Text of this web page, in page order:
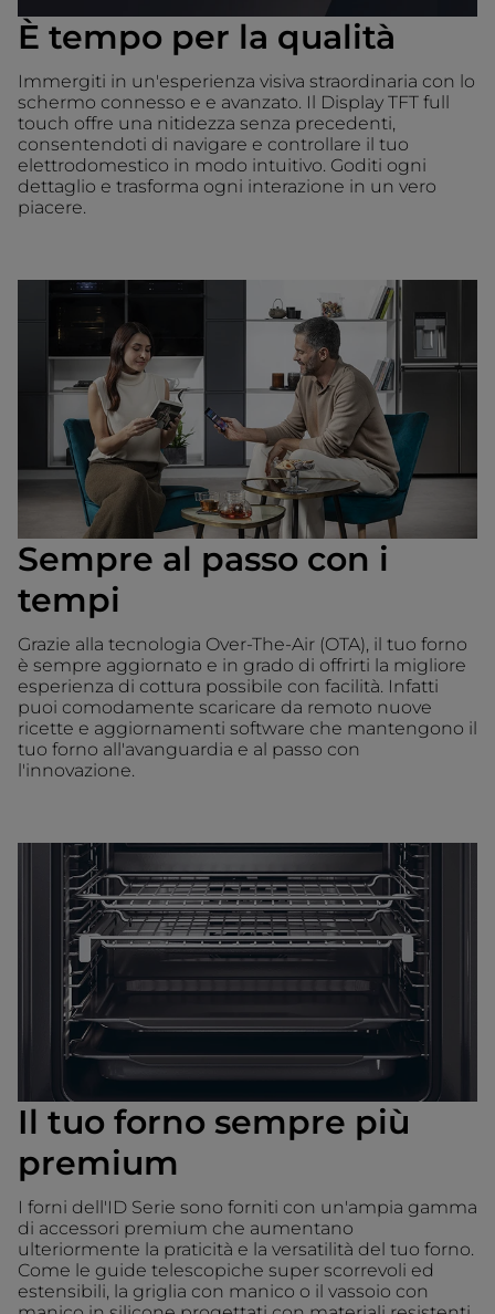
È tempo per la qualità
Immergiti in un'esperienza visiva straordinaria con lo
schermo connesso e e avanzato. Il Display TFT full
touch offre una nitidezza senza precedenti,
consentendoti di navigare e controllare il tuo
elettrodomestico in modo intuitivo. Goditi ogni
dettaglio e trasforma ogni interazione in un vero
piacere.
Sempre al passo con i
tempi
Grazie alla tecnologia Over-The-Air (OTA), il tuo forno
è sempre aggiornato e in grado di offrirti la migliore
esperienza di cottura possibile con facilità. Infatti
puoi comodamente scaricare da remoto nuove
ricette e aggiornamenti software che mantengono il
tuo forno all'avanguardia e al passo con
l'innovazione.
Il tuo forno sempre più
premium
I forni dell'ID Serie sono forniti con un'ampia gamma
di accessori premium che aumentano
ulteriormente la praticità e la versatilità del tuo forno.
Come le guide telescopiche super scorrevoli ed
estensibili, la griglia con manico o il vassoio con